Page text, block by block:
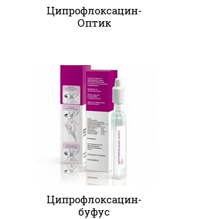
Ципрофлоксацин-
Оптик
Ципрофлоксацин-
буфус